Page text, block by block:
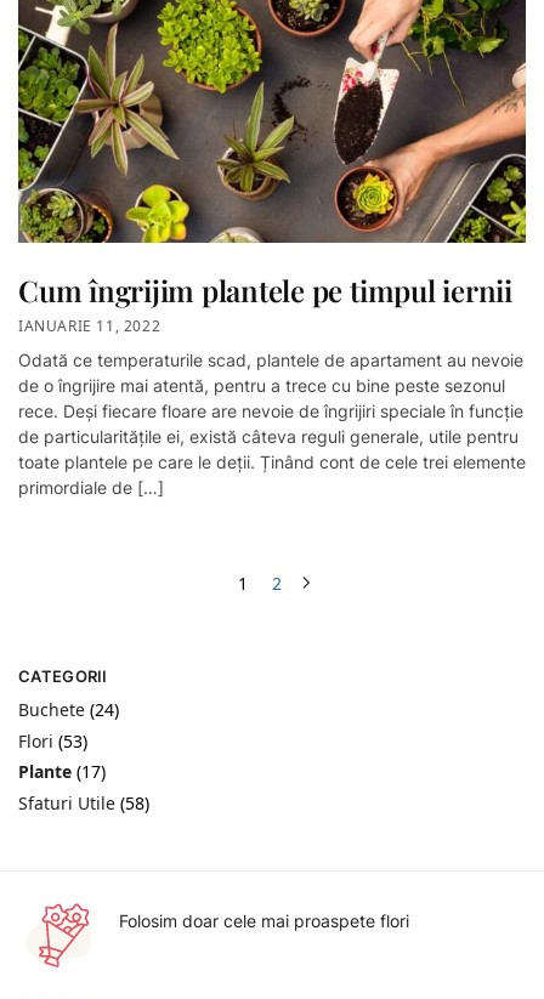
Cum îngrijim plantele pe timpul iernii
IANUARIE 11, 2022
Odată ce temperaturile scad, plantele de apartament au nevoie
de o îngrijire mai atentă, pentru a trece cu bine peste sezonul
rece. Deși fiecare floare are nevoie de îngrijiri speciale în funcție
de particularitățile ei, există câteva reguli generale, utile pentru
toate plantele pe care le deții. Ținând cont de cele trei elemente
primordiale de […]
1 2
CATEGORII
Buchete (24)
Flori (53)
Plante (17)
Sfaturi Utile (58)
Folosim doar cele mai proaspete flori